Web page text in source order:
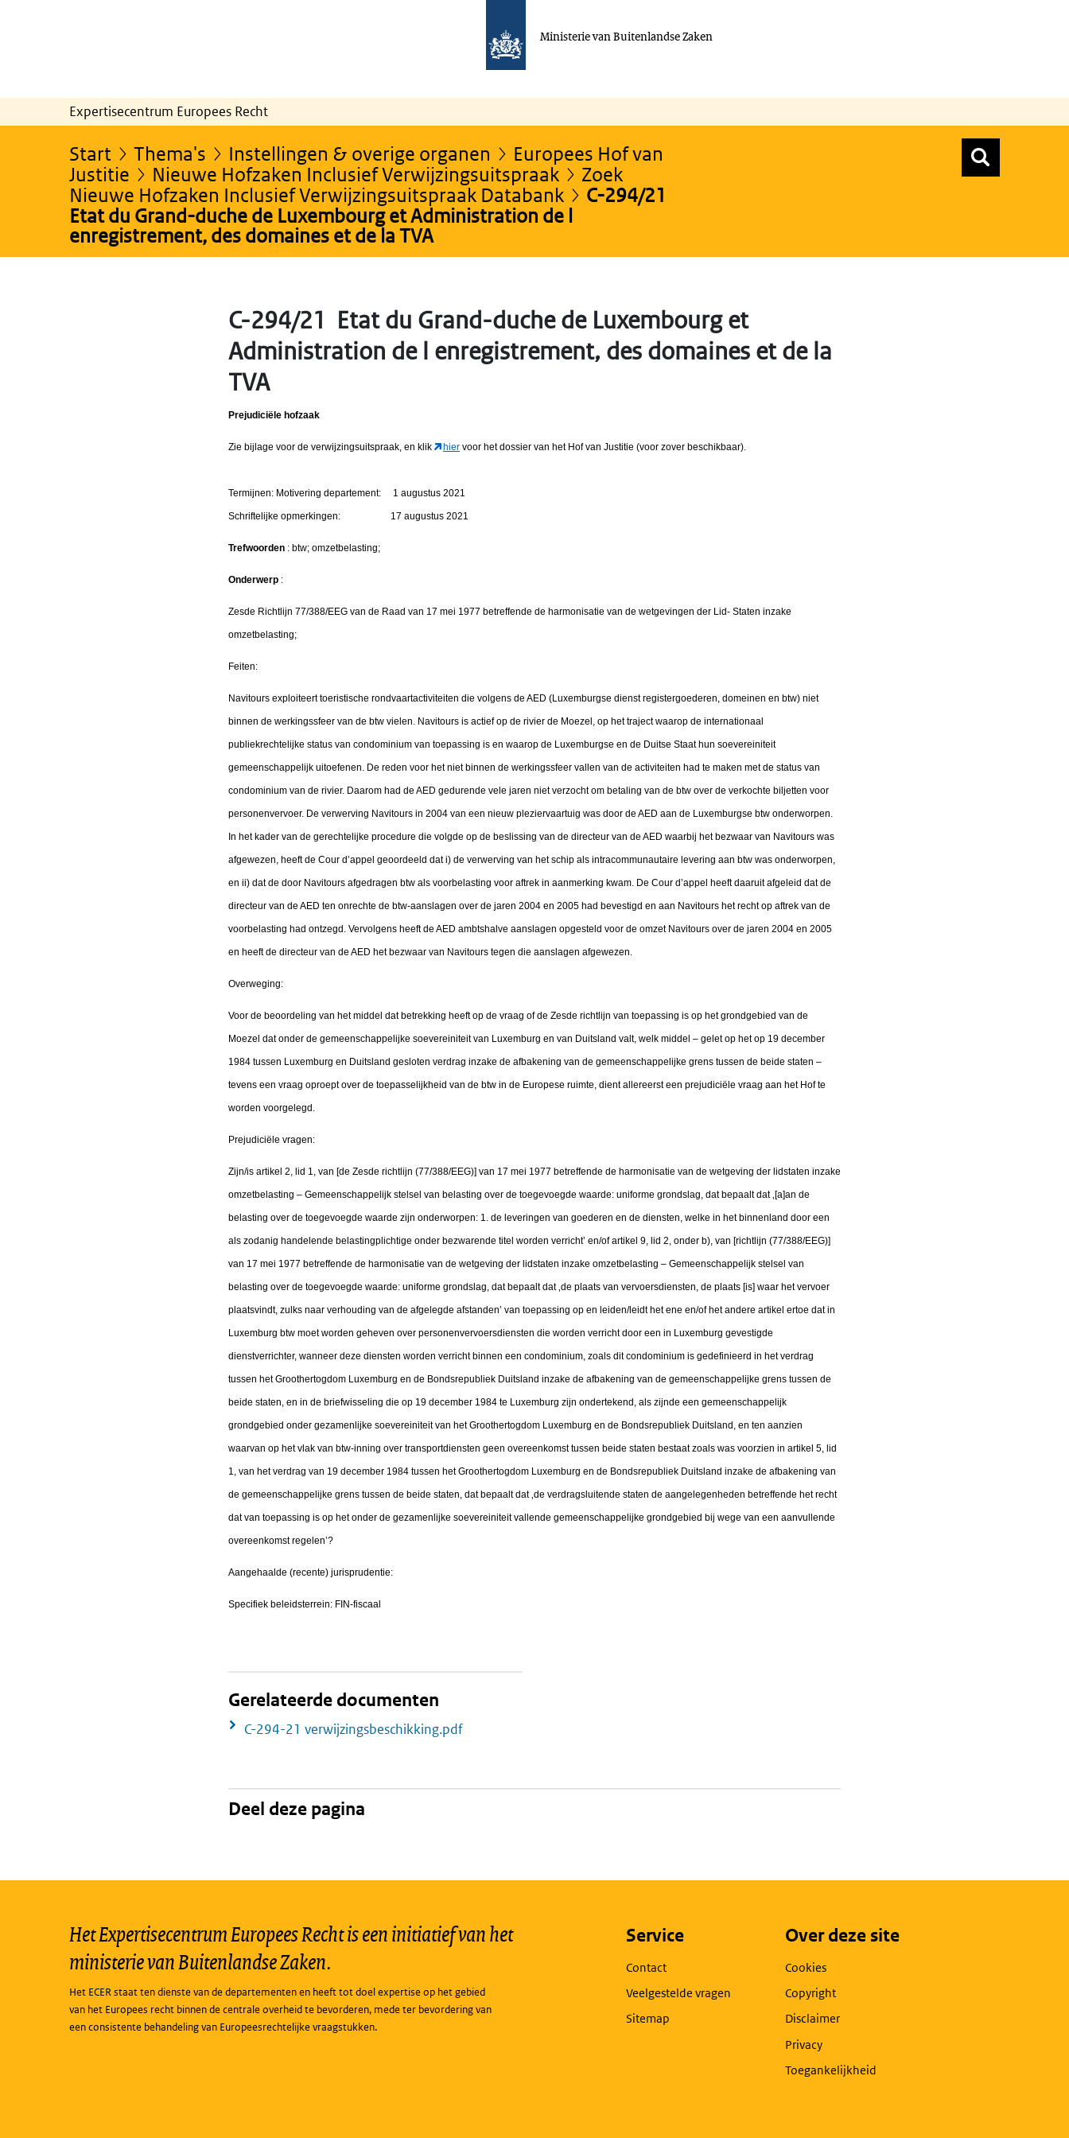
Ministerie van Buitenlandse Zaken
Expertisecentrum Europees Recht
Start Thema's Instellingen & overige organen
Europees Hof van
Justitie
Nieuwe Hofzaken Inclusief Verwijzingsuitspraak
Zoek
Nieuwe Hofzaken Inclusief Verwijzingsuitspraak Databank
C-294/21
Etat du Grand-duche de Luxembourg et Administration de l
enregistrement, des domaines et de la TVA
C-294/21 Etat du Grand-duche de Luxembourg et
Administration de l enregistrement, des domaines et de la
TVA
Prejudiciële hofzaak
Zie bijlage voor de verwijzingsuitspraak, en klik hier voor het dossier van het Hof van Justitie (voor zover beschikbaar).
Termijnen: Motivering departement: 1 augustus 2021
Schriftelijke opmerkingen: 17 augustus 2021
Trefwoorden : btw; omzetbelasting;
Onderwerp :
Zesde Richtlijn 77/388/EEG van de Raad van 17 mei 1977 betreffende de harmonisatie van de wetgevingen der Lid- Staten inzake
omzetbelasting;
Feiten:
Navitours exploiteert toeristische rondvaartactiviteiten die volgens de AED (Luxemburgse dienst registergoederen, domeinen en btw) niet
binnen de werkingssfeer van de btw vielen. Navitours is actief op de rivier de Moezel, op het traject waarop de internationaal
publiekrechtelijke status van condominium van toepassing is en waarop de Luxemburgse en de Duitse Staat hun soevereiniteit
gemeenschappelijk uitoefenen. De reden voor het niet binnen de werkingssfeer vallen van de activiteiten had te maken met de status van
condominium van de rivier. Daarom had de AED gedurende vele jaren niet verzocht om betaling van de btw over de verkochte biljetten voor
personenvervoer. De verwerving Navitours in 2004 van een nieuw pleziervaartuig was door de AED aan de Luxemburgse btw onderworpen.
In het kader van de gerechtelijke procedure die volgde op de beslissing van de directeur van de AED waarbij het bezwaar van Navitours was
afgewezen, heeft de Cour d’appel geoordeeld dat i) de verwerving van het schip als intracommunautaire levering aan btw was onderworpen,
en ii) dat de door Navitours afgedragen btw als voorbelasting voor aftrek in aanmerking kwam. De Cour d’appel heeft daaruit afgeleid dat de
directeur van de AED ten onrechte de btw-aanslagen over de jaren 2004 en 2005 had bevestigd en aan Navitours het recht op aftrek van de
voorbelasting had ontzegd. Vervolgens heeft de AED ambtshalve aanslagen opgesteld voor de omzet Navitours over de jaren 2004 en 2005
en heeft de directeur van de AED het bezwaar van Navitours tegen die aanslagen afgewezen.
Overweging:
Voor de beoordeling van het middel dat betrekking heeft op de vraag of de Zesde richtlijn van toepassing is op het grondgebied van de
Moezel dat onder de gemeenschappelijke soevereiniteit van Luxemburg en van Duitsland valt, welk middel – gelet op het op 19 december
1984 tussen Luxemburg en Duitsland gesloten verdrag inzake de afbakening van de gemeenschappelijke grens tussen de beide staten –
tevens een vraag oproept over de toepasselijkheid van de btw in de Europese ruimte, dient allereerst een prejudiciële vraag aan het Hof te
worden voorgelegd.
Prejudiciële vragen:
Zijn/is artikel 2, lid 1, van [de Zesde richtlijn (77/388/EEG)] van 17 mei 1977 betreffende de harmonisatie van de wetgeving der lidstaten inzake
omzetbelasting – Gemeenschappelijk stelsel van belasting over de toegevoegde waarde: uniforme grondslag, dat bepaalt dat ‚[a]an de
belasting over de toegevoegde waarde zijn onderworpen: 1. de leveringen van goederen en de diensten, welke in het binnenland door een
als zodanig handelende belastingplichtige onder bezwarende titel worden verricht’ en/of artikel 9, lid 2, onder b), van [richtlijn (77/388/EEG)]
van 17 mei 1977 betreffende de harmonisatie van de wetgeving der lidstaten inzake omzetbelasting – Gemeenschappelijk stelsel van
belasting over de toegevoegde waarde: uniforme grondslag, dat bepaalt dat ‚de plaats van vervoersdiensten, de plaats [is] waar het vervoer
plaatsvindt, zulks naar verhouding van de afgelegde afstanden’ van toepassing op en leiden/leidt het ene en/of het andere artikel ertoe dat in
Luxemburg btw moet worden geheven over personenvervoersdiensten die worden verricht door een in Luxemburg gevestigde
dienstverrichter, wanneer deze diensten worden verricht binnen een condominium, zoals dit condominium is gedefinieerd in het verdrag
tussen het Groothertogdom Luxemburg en de Bondsrepubliek Duitsland inzake de afbakening van de gemeenschappelijke grens tussen de
beide staten, en in de briefwisseling die op 19 december 1984 te Luxemburg zijn ondertekend, als zijnde een gemeenschappelijk
grondgebied onder gezamenlijke soevereiniteit van het Groothertogdom Luxemburg en de Bondsrepubliek Duitsland, en ten aanzien
waarvan op het vlak van btw-inning over transportdiensten geen overeenkomst tussen beide staten bestaat zoals was voorzien in artikel 5, lid
1, van het verdrag van 19 december 1984 tussen het Groothertogdom Luxemburg en de Bondsrepubliek Duitsland inzake de afbakening van
de gemeenschappelijke grens tussen de beide staten, dat bepaalt dat ‚de verdragsluitende staten de aangelegenheden betreffende het recht
dat van toepassing is op het onder de gezamenlijke soevereiniteit vallende gemeenschappelijke grondgebied bij wege van een aanvullende
overeenkomst regelen’?
Aangehaalde (recente) jurisprudentie:
Specifiek beleidsterrein: FIN-fiscaal
Gerelateerde documenten
C-294-21 verwijzingsbeschikking.pdf
Deel deze pagina
Het Expertisecentrum Europees Recht is een initiatief van het
ministerie van Buitenlandse Zaken.
Het ECER staat ten dienste van de departementen en heeft tot doel expertise op het gebied
van het Europees recht binnen de centrale overheid te bevorderen, mede ter bevordering van
een consistente behandeling van Europeesrechtelijke vraagstukken.
Service
Contact
Veelgestelde vragen
Sitemap
Over deze site
Cookies
Copyright
Disclaimer
Privacy
Toegankelijkheid